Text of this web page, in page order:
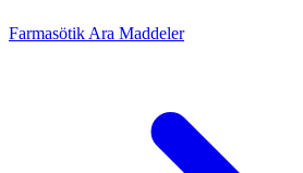
Farmasötik Ara Maddeler